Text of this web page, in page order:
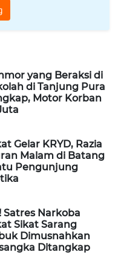
yang Beraksi di
di Tanjung Pura
Motor Korban
Gelar KRYD, Razia
Malam di Batang
Pengunjung
Satres Narkoba
Sikat Sarang
Dimusnahkan
Ditangkap